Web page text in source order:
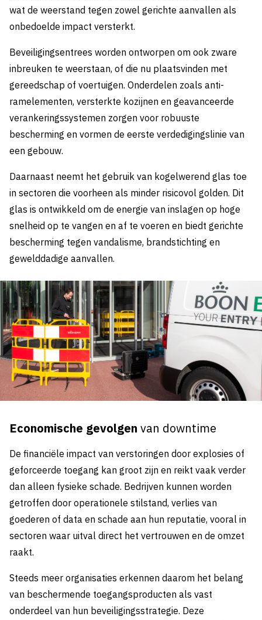
wat de weerstand tegen zowel gerichte aanvallen als
onbedoelde impact versterkt.
Beveiligingsentrees worden ontworpen om ook zware
inbreuken te weerstaan, of die nu plaatsvinden met
gereedschap of voertuigen. Onderdelen zoals anti-
ramelementen, versterkte kozijnen en geavanceerde
verankeringssystemen zorgen voor robuuste
bescherming en vormen de eerste verdedigingslinie van
een gebouw.
Daarnaast neemt het gebruik van kogelwerend glas toe
in sectoren die voorheen als minder risicovol golden. Dit
glas is ontwikkeld om de energie van inslagen op hoge
snelheid op te vangen en af te voeren en biedt gerichte
bescherming tegen vandalisme, brandstichting en
gewelddadige aanvallen.
Economische gevolgen van downtime
De financiële impact van verstoringen door explosies of
geforceerde toegang kan groot zijn en reikt vaak verder
dan alleen fysieke schade. Bedrijven kunnen worden
getroffen door operationele stilstand, verlies van
goederen of data en schade aan hun reputatie, vooral in
sectoren waar uitval direct het vertrouwen en de omzet
raakt.
Steeds meer organisaties erkennen daarom het belang
van beschermende toegangsproducten als vast
onderdeel van hun beveiligingsstrategie. Deze